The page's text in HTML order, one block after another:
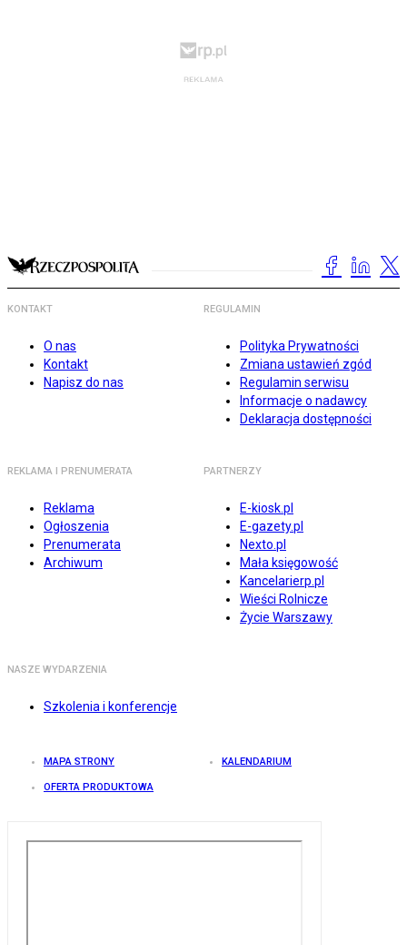
KONTAKT
O nas
Kontakt
Napisz do nas
REGULAMIN
Polityka Prywatności
Zmiana ustawień zgód
Regulamin serwisu
Informacje o nadawcy
Deklaracja dostępności
REKLAMA I PRENUMERATA
Reklama
Ogłoszenia
Prenumerata
Archiwum
PARTNERZY
E-kiosk.pl
E-gazety.pl
Nexto.pl
Mała księgowość
Kancelarierp.pl
Wieści Rolnicze
Życie Warszawy
NASZE WYDARZENIA
Szkolenia i konferencje
MAPA STRONY KALENDARIUM
OFERTA PRODUKTOWA